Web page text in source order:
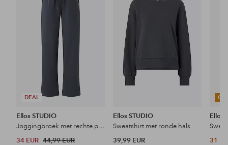
DEAL
Ellos STUDIO
Joggingbroek met rechte pijpen
34 EUR 44,99 EUR
favorieten
Ellos STUDIO
Sweatshirt met ronde hals
39,99 EUR
Ellos
31